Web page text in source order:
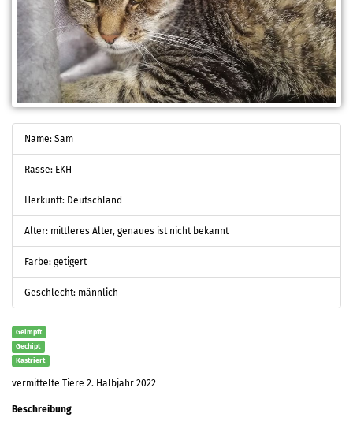
Name: Sam
Rasse: EKH
Herkunft: Deutschland
Alter: mittleres Alter, genaues ist nicht bekannt
Farbe: getigert
Geschlecht: männlich
Geimpft
Gechipt
Kastriert
vermittelte Tiere 2. Halbjahr 2022
Beschreibung